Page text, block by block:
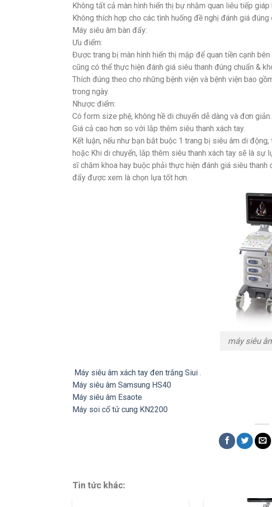
Không tất cả màn hình hiển thị bự nhằm quan liêu tiếp giáp
Không thích hợp cho các tình huống đề nghị đánh giá đúng
Máy siêu âm bàn đẩy:
Ưu điểm:
Được trang bị màn hình hiển thị mập để quan tiền cạnh bên
cũng có thể thực hiện đánh giá siêu thanh đúng chuẩn &
Thích đúng theo cho những bệnh viện và bệnh viện bao
trong ngày.
Nhược điểm:
Có form size phệ, không hề di chuyển dễ dàng và đơn giản.
Giá cả cao hơn so với lắp thêm siêu thanh xách tay.
Kết luận, nếu như bạn bắt buộc 1 trang bị siêu âm di
hoặc Khi di chuyển, lắp thêm siêu thanh xách tay sẽ là sự
sĩ chăm khoa hay buộc phải thực hiện đánh giá siêu
đẩy được xem là chọn lựa tốt hơn.
máy siêu
Máy siêu âm xách tay đen trắng Siui .
Máy siêu âm Samsung HS40
Máy siêu âm Esaote
Máy soi cổ tử cung KN2200
Tin tức khác: